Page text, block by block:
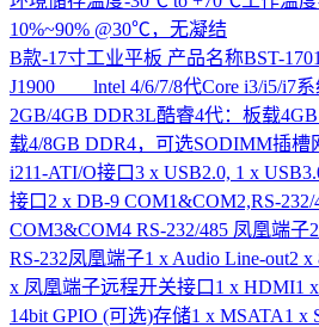
10%~90% @30℃，无凝结
B款-17寸工业平板 产品名称BST-
J1900 lntel 4/6/7/8代Core i3/i5/i7系
2GB/4GB DDR3L酷睿4代：板载
载4/8GB DDR4，可选SODIMM插槽
i211-ATI/O接口3 x USB2.0, 1 x
接口2 x DB-9 COM1&COM2,RS-232/
COM3&COM4 RS-232/485 凤凰端子
RS-232凤凰端子1 x Audio Line-out2
x 凤凰端子远程开关接口1 x HDMI1
14bit GPIO (可选)存储1 x MSATA1 x